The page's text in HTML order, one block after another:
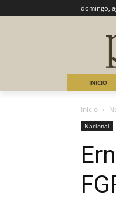
domingo,
INICIO
Inicio
Nacional